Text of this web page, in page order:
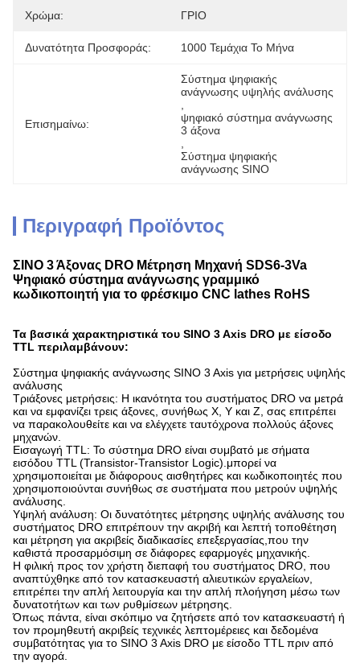
Χρώμα: ΓΡΙΟ
Δυνατότητα Προσφοράς: 1000 Τεμάχια Το Μήνα
Επισημαίνω:
Σύστημα ψηφιακής
ανάγνωσης υψηλής ανάλυσης
ψηφιακό σύστημα ανάγνωσης
3 άξονα
Σύστημα ψηφιακής
ανάγνωσης SINO
Περιγραφή Προϊόντος
ΣΙΝΟ 3 Άξονας DRO Μέτρηση Μηχανή SDS6-3Va
Ψηφιακό σύστημα ανάγνωσης γραμμικό
κωδικοποιητή για το φρέσκιμο CNC lathes RoHS
Τα βασικά χαρακτηριστικά του SINO 3 Axis DRO με είσοδο
TTL περιλαμβάνουν:
Σύστημα ψηφιακής ανάγνωσης SINO 3 Axis για μετρήσεις υψηλής
ανάλυσης
Τριάξονες μετρήσεις: Η ικανότητα του συστήματος DRO να μετρά
και να εμφανίζει τρεις άξονες, συνήθως X, Y και Z, σας επιτρέπει
να παρακολουθείτε και να ελέγχετε ταυτόχρονα πολλούς άξονες
μηχανών.
Εισαγωγή TTL: Το σύστημα DRO είναι συμβατό με σήματα
εισόδου TTL (Transistor-Transistor Logic).μπορεί να
χρησιμοποιείται με διάφορους αισθητήρες και κωδικοποιητές που
χρησιμοποιούνται συνήθως σε συστήματα που μετρούν υψηλής
ανάλυσης.
Υψηλή ανάλυση: Οι δυνατότητες μέτρησης υψηλής ανάλυσης του
συστήματος DRO επιτρέπουν την ακριβή και λεπτή τοποθέτηση
και μέτρηση για ακριβείς διαδικασίες επεξεργασίας,που την
καθιστά προσαρμόσιμη σε διάφορες εφαρμογές μηχανικής.
Η φιλική προς τον χρήστη διεπαφή του συστήματος DRO, που
αναπτύχθηκε από τον κατασκευαστή αλιευτικών εργαλείων,
επιτρέπει την απλή λειτουργία και την απλή πλοήγηση μέσω των
δυνατοτήτων και των ρυθμίσεων μέτρησης.
Όπως πάντα, είναι σκόπιμο να ζητήσετε από τον κατασκευαστή ή
τον προμηθευτή ακριβείς τεχνικές λεπτομέρειες και δεδομένα
συμβατότητας για το SINO 3 Axis DRO με είσοδο TTL πριν από
την αγορά.